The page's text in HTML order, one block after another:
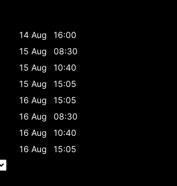
14 Aug
16:00
15 Aug
08:30
15 Aug
10:40
15 Aug
15:05
16 Aug
15:05
16 Aug
08:30
16 Aug
10:40
16 Aug
15:05